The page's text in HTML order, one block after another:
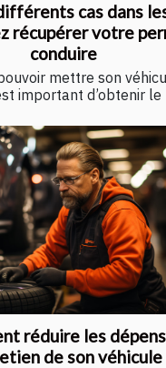
cas dans
récupérer votre
conduire
mettre son
important d’obtenir le
réduire les
de son véhicule